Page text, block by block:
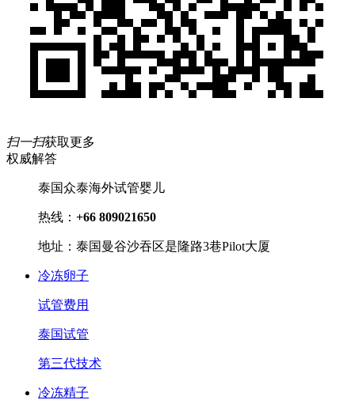
扫一扫获取更多
权威解答
泰国众泰海外试管婴儿
热线： +66 809021650
地址：泰国曼谷沙吞区是隆路3巷Pilot大厦
冷冻卵子
试管费用
泰国试管
第三代技术
冷冻精子